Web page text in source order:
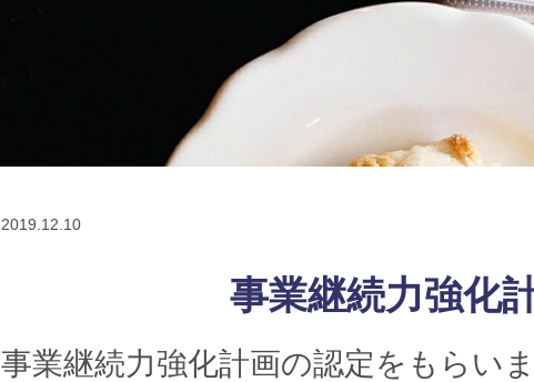
2019. 12.10
事業継続力強化
事業継続力強化計画の認定をもらい